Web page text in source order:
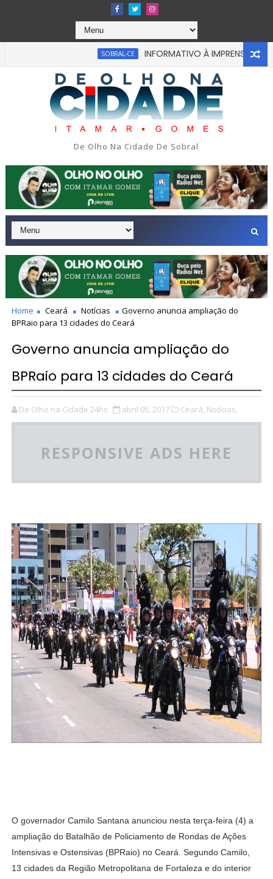
SOBRAL-CE INFORMATIVO À IMPRENSA CEARÁ
De Olho Na Cidade De Sobral
Home Ceará Notícias
Governo anuncia ampliação do
BPRaio para 13 cidades do Ceará
Governo anuncia ampliação do
BPRaio para 13 cidades do Ceará
De Olho na Cidade 24hs abril 05, 2017 Ceará, Notícias,
RESPONSIVE ADS HERE
O governador Camilo Santana anunciou nesta terça-feira (4) a
ampliação do Batalhão de Policiamento de Rondas de Ações
Intensivas e Ostensivas (BPRaio) no Ceará. Segundo Camilo,
13 cidades da Região Metropolitana de Fortaleza e do interior